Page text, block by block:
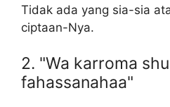
Tidak ada yang sia-sia
ciptaan-Nya.
2. "Wa karroma
fahassanahaa"